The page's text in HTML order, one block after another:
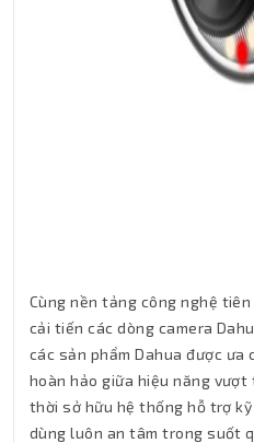
Cùng nền tảng công nghệ
cải tiến các dòng camera
các sản phẩm Dahua được ưa
hoàn hảo giữa hiệu năng
thời sở hữu hệ thống hỗ trợ
dùng luôn an tâm trong suốt